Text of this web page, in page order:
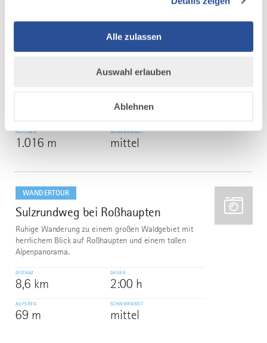
Alle zulassen
Auswahl erlauben
Ablehnen
©
Traunried - Kirch-Siebnach -
- Dirlewang - Köngetried - Mussenhausen - Markt
21:59 h
AUFSTIEG
1.016 m
SCHWIERIGKEIT
mittel
WANDERTOUR
5
Sulzrundweg bei Roßhaupten
Ruhige Wanderung zu einem großen Waldgebiet mit
herrlichem Blick auf Roßhaupten und einem tollen
Alpenpanorama.
DISTANZ
8,6 km
DAUER
2:00 h
AUFSTIEG
69 m
SCHWIERIGKEIT
mittel
dazu